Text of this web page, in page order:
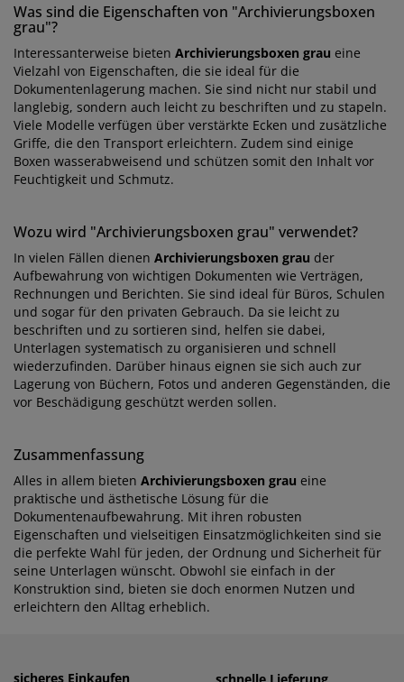
Was sind die Eigenschaften von "Archivierungsboxen
grau"?
Interessanterweise bieten Archivierungsboxen grau eine
Vielzahl von Eigenschaften, die sie ideal für die
Dokumentenlagerung machen. Sie sind nicht nur stabil und
langlebig, sondern auch leicht zu beschriften und zu stapeln.
Viele Modelle verfügen über verstärkte Ecken und zusätzliche
Griffe, die den Transport erleichtern. Zudem sind einige
Boxen wasserabweisend und schützen somit den Inhalt vor
Feuchtigkeit und Schmutz.
Wozu wird "Archivierungsboxen grau" verwendet?
In vielen Fällen dienen Archivierungsboxen grau der
Aufbewahrung von wichtigen Dokumenten wie Verträgen,
Rechnungen und Berichten. Sie sind ideal für Büros, Schulen
und sogar für den privaten Gebrauch. Da sie leicht zu
beschriften und zu sortieren sind, helfen sie dabei,
Unterlagen systematisch zu organisieren und schnell
wiederzufinden. Darüber hinaus eignen sie sich auch zur
Lagerung von Büchern, Fotos und anderen Gegenständen, die
vor Beschädigung geschützt werden sollen.
Zusammenfassung
Alles in allem bieten Archivierungsboxen grau eine
praktische und ästhetische Lösung für die
Dokumentenaufbewahrung. Mit ihren robusten
Eigenschaften und vielseitigen Einsatzmöglichkeiten sind sie
die perfekte Wahl für jeden, der Ordnung und Sicherheit für
seine Unterlagen wünscht. Obwohl sie einfach in der
Konstruktion sind, bieten sie doch enormen Nutzen und
erleichtern den Alltag erheblich.
sicheres Einkaufen einfaches Zahlen